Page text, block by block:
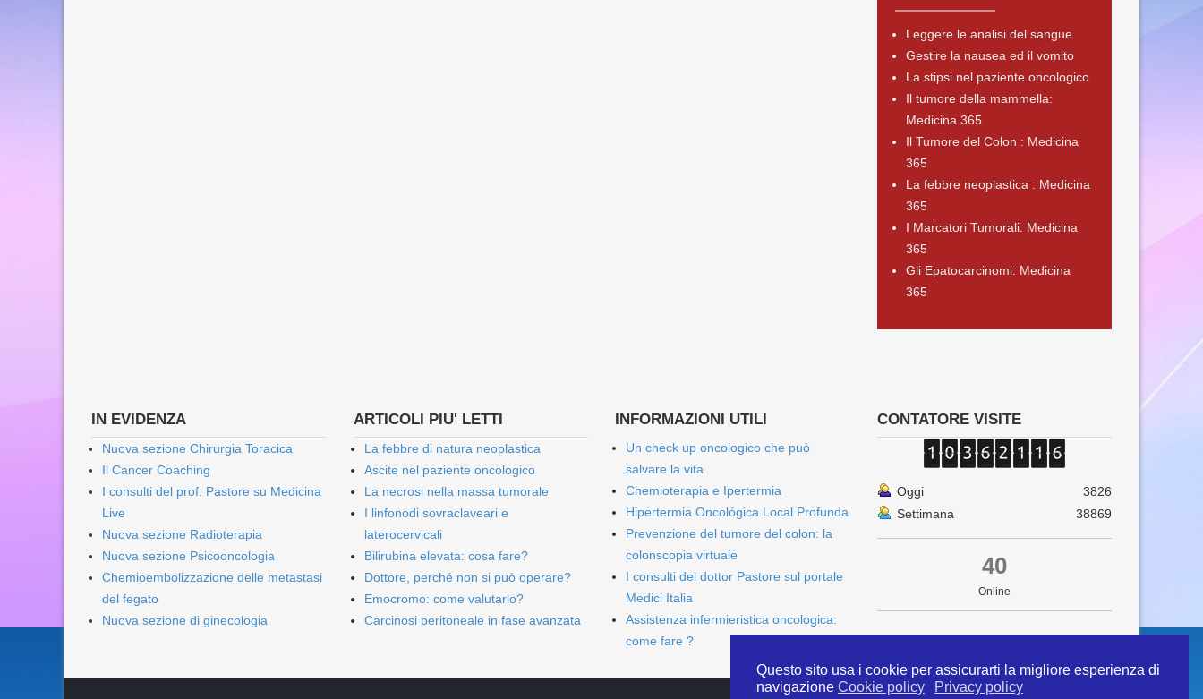
Questo sito usa i cookie per assicurarti la migliore esperienza di
navigazione Cookie policy Privacy policy
Leggere le analisi del sangue
Gestire la nausea ed il vomito
La stipsi nel paziente oncologico
Il tumore della mammella:
Medicina 365
Il Tumore del Colon : Medicina
365
La febbre neoplastica : Medicina
365
I Marcatori Tumorali: Medicina
365
Gli Epatocarcinomi: Medicina
365
IN EVIDENZA
Nuova sezione Chirurgia Toracica
Il Cancer Coaching
I consulti del prof. Pastore su Medicina
Live
Nuova sezione Radioterapia
Nuova sezione Psicooncologia
Chemioembolizzazione delle metastasi
del fegato
Nuova sezione di ginecologia
ARTICOLI PIU' LETTI
La febbre di natura neoplastica
Ascite nel paziente oncologico
La necrosi nella massa tumorale
I linfonodi sovraclaveari e
laterocervicali
Bilirubina elevata: cosa fare?
Dottore, perché non si può operare?
Emocromo: come valutarlo?
Carcinosi peritoneale in fase avanzata
INFORMAZIONI UTILI
Un check up oncologico che può
salvare la vita
Chemioterapia e Ipertermia
Hipertermia Oncológica Local Profunda
Prevenzione del tumore del colon: la
colonscopia virtuale
I consulti del dottor Pastore sul portale
Medici Italia
Assistenza infermieristica oncologica:
come fare ?
CONTATORE VISITE
Oggi
3826
Settimana
38869
40
Online